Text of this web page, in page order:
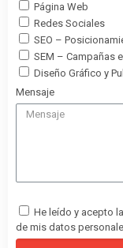
Página Web
Redes Sociales
SEO –
SEM – Campañas
Diseño Gráfico y
Mensaje
He leído y acepto la
de mis datos